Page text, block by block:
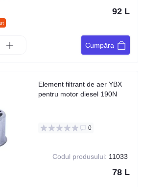
92 L
Cumpăra
Element filtrant de aer YBX
pentru motor diesel 190N
0
Codul produsului: 11033
78 L